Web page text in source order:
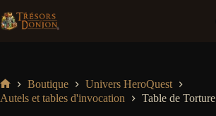
au
contenu
Accueil
Boutique
Univers HeroQuest
Autels et tables d'invocation
Table de Torture